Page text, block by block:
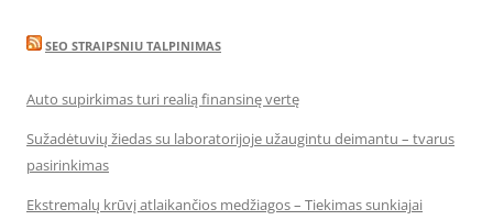
SEO STRAIPSNIU TALPINIMAS
Auto supirkimas turi realią finansinę vertę
Sužadėtuvių žiedas su laboratorijoje užaugintu deimantu – tvarus
pasirinkimas
Ekstremalų krūvį atlaikančios medžiagos – Tiekimas sunkiajai